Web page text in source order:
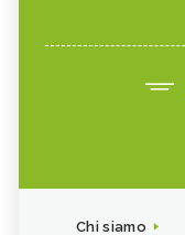
Chi siamo